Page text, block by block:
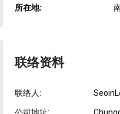
所在地:
联络资料
联络人: